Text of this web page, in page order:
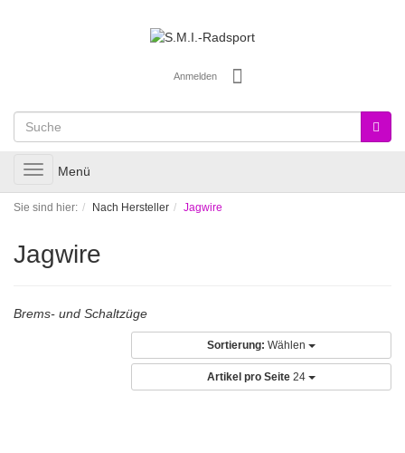
Anmelden
Toggle
navigation
Menü
Sie sind hier: Nach Hersteller Jagwire
Jagwire
Brems- und Schaltzüge
Sortierung: Wählen
Artikel pro Seite 24